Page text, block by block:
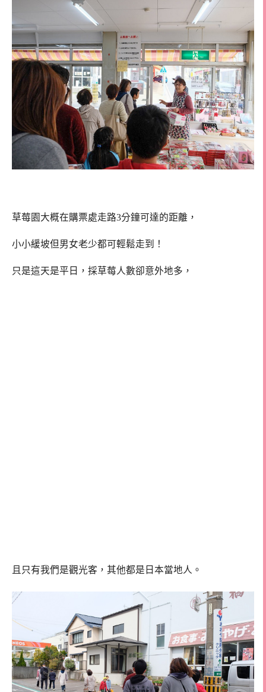
草莓園大概在購票處走路3分鐘可達的距離，
小小緩坡但男女老少都可輕鬆走到！
只是這天是平日，採草莓人數卻意外地多，
且只有我們是觀光客，其他都是日本當地人。